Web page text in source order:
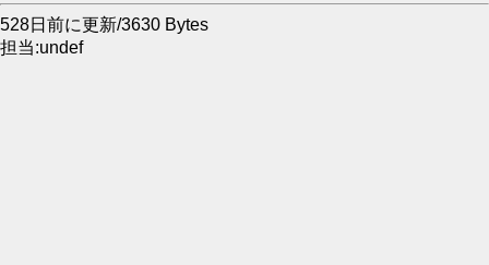
528日前に更新/3630 Bytes
担当:undef